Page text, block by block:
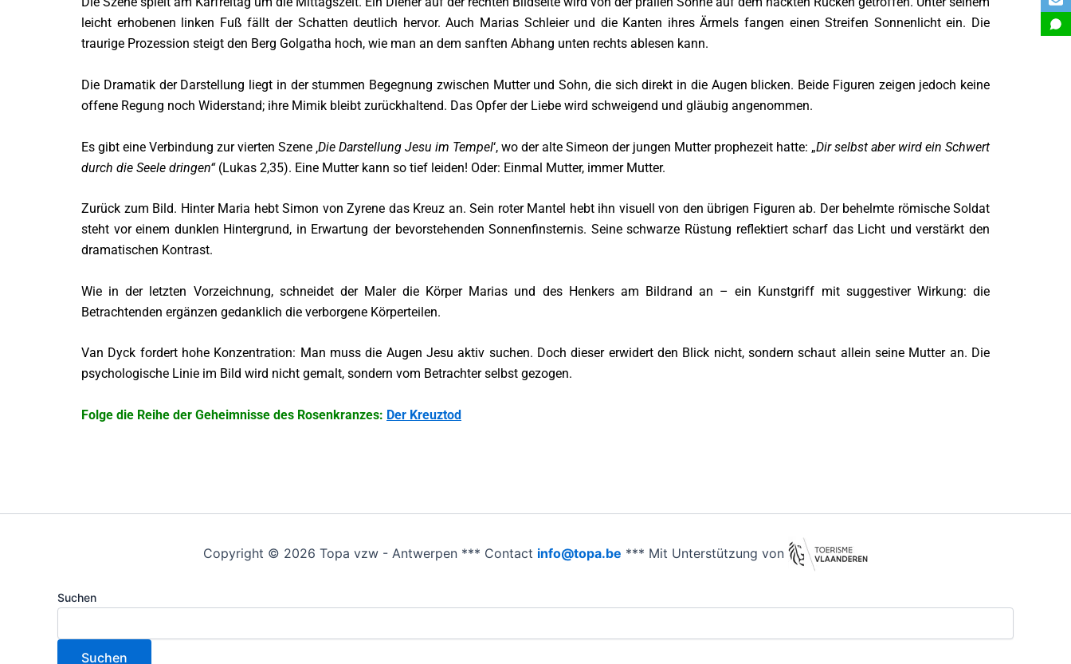
leicht erhobenen linken Fuß fällt der Schatten deutlich hervor. Auch Marias Schleier und die Kanten ihres Ärmels fangen einen Streifen Sonnenlicht ein. Die
traurige Prozession steigt den Berg Golgatha hoch, wie man an dem sanften Abhang unten rechts ablesen kann.
Die Dramatik der Darstellung liegt in der stummen Begegnung zwischen Mutter und Sohn, die sich direkt in die Augen blicken. Beide Figuren zeigen jedoch keine
offene Regung noch Widerstand; ihre Mimik bleibt zurückhaltend. Das Opfer der Liebe wird schweigend und gläubig angenommen.
Es gibt eine Verbindung zur vierten Szene ‚ Die Darstellung Jesu im Tempel‘, wo der alte Simeon der jungen Mutter prophezeit hatte: „Dir selbst aber wird ein Schwert
durch die Seele dringen“ (Lukas 2,35). Eine Mutter kann so tief leiden! Oder: Einmal Mutter, immer Mutter.
Zurück zum Bild. Hinter Maria hebt Simon von Zyrene das Kreuz an. Sein roter Mantel hebt ihn visuell von den übrigen Figuren ab. Der behelmte römische Soldat
steht vor einem dunklen Hintergrund, in Erwartung der bevorstehenden Sonnenfinsternis. Seine schwarze Rüstung reflektiert scharf das Licht und verstärkt den
dramatischen Kontrast.
Wie in der letzten Vorzeichnung, schneidet der Maler die Körper Marias und des Henkers am Bildrand an – ein Kunstgriff mit suggestiver Wirkung: die
Betrachtenden ergänzen gedanklich die verborgene Körperteilen.
Van Dyck fordert hohe Konzentration: Man muss die Augen Jesu aktiv suchen. Doch dieser erwidert den Blick nicht, sondern schaut allein seine Mutter an. Die
psychologische Linie im Bild wird nicht gemalt, sondern vom Betrachter selbst gezogen.
Folge die Reihe der Geheimnisse des Rosenkranzes: Der Kreuztod
Copyright © 2026 Topa vzw - Antwerpen *** Contact info@topa.be *** Mit Unterstützung von
Suchen
Suchen